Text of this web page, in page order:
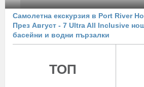
Самолетна екскурзия в Port River
През Август - 7 Ultra All Inclusive
басейни и водни пързалки
ТОП